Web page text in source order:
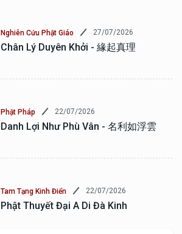
Nghiên Cứu Phật Giáo 27/07/2026
Chân Lý Duyên Khởi - 緣起真理
Phật Pháp 22/07/2026
Danh Lợi Như Phù Vân - 名利如浮雲
Tam Tạng Kinh Điển 22/07/2026
Phật Thuyết Đại A Di Đà Kinh